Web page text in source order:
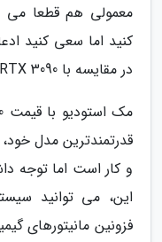
معمولی هم قطعا می
کنید اما سعی کنید
در مقایسه با RTX 3090 جدی نگیرید.
قدرتمندترین مدل
و کار است اما توجه
این، می توانید
فزونین مانیتورهای